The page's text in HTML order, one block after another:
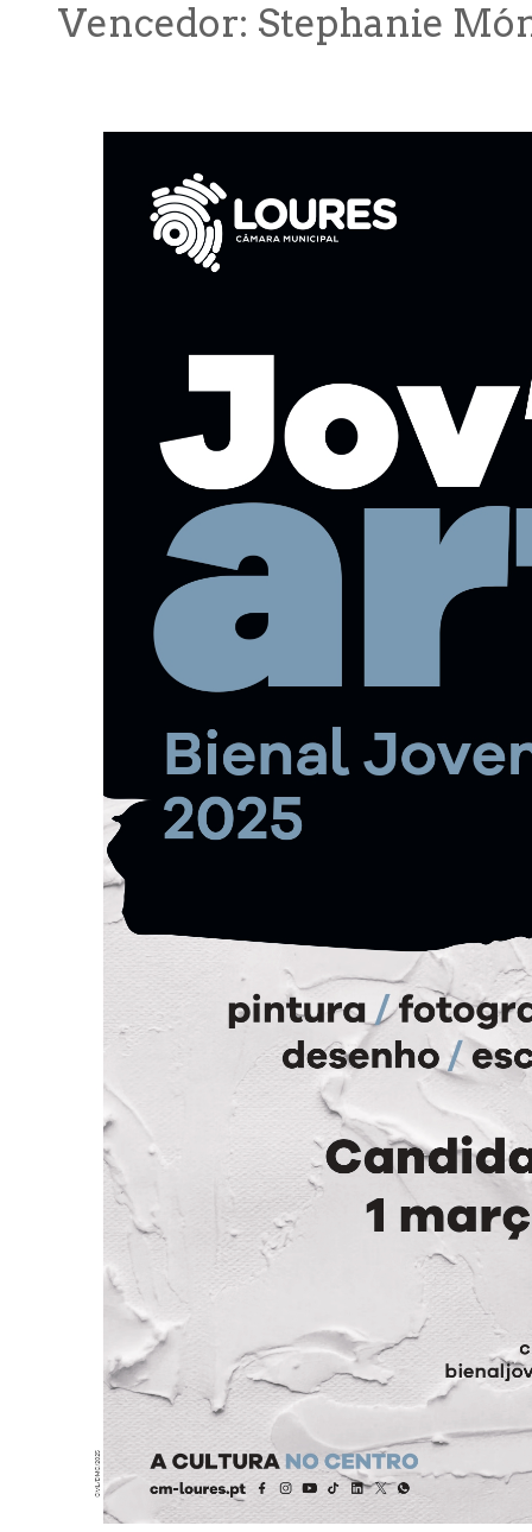
Vencedor: Stephanie